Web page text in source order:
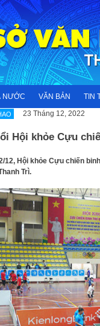
NƯỚC VĂN BẢN TIN
23 Tháng 12, 2022
Hội khỏe Cựu
12, Hội khỏe Cựu chiến
Trì.